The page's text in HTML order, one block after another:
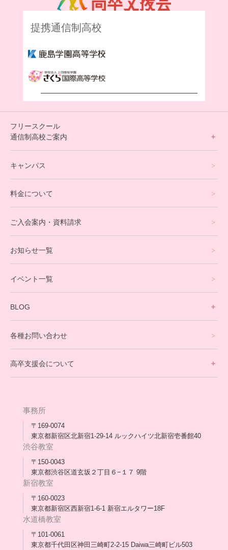
提携通信制高校
フリースクール
通信制高校ご案内
オンラインコース
eスポーツコース
就労支援コース
英会話・海外留学コース
寮生活サポート
卒業生の今
[家庭訪問カウンセリング]
キャンパス
料金について
ご入会案内・資料請求
お知らせ一覧
イベント一覧
BLOG
保護者交流だより一覧
会長コラム一覧
各種お問い合わせ
高卒支援会について
メディア出演
スタッフ紹介
合格・進路実績
協力団体
理事長・会長あいさつ
事務所
〒169-0074
東京都新宿区北新宿1-29-14 ルックハイツ北新宿壱番館40
渋谷教室
〒150-0043
東京都渋谷区道玄坂２丁目６−１７ 9階
新宿教室
〒160-0023
東京都新宿区西新宿1-6-1 新宿エルタワー18F
水道橋教室
〒101-0061
東京都千代田区神田三崎町2-2-15 Daiwa三崎町ビル503